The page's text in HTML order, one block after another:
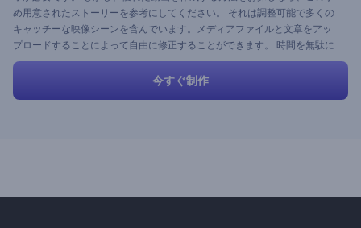
め用意されたストーリーを参考にしてください。 それは調整可能で多くの
キャッチーな映像シーンを含んでいます。メディアファイルと文章をアッ
プロードすることによって自由に修正することができます。 時間を無駄に
しないで、今すぐビデオを作成してください。
今すぐ制作